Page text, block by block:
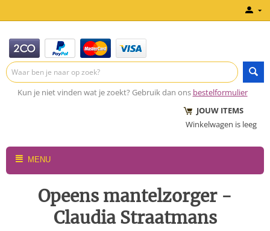
Kun je niet vinden wat je zoekt? Gebruik dan ons bestelformulier
JOUW ITEMS
Winkelwagen is leeg
MENU
Opeens mantelzorger -
Claudia Straatmans